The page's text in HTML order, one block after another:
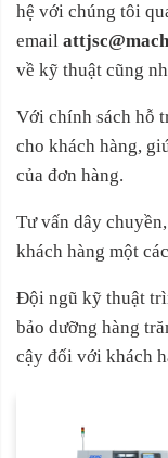
hệ với chúng tôi
email
về kỹ thuật cũng
Với chính sách hỗ
cho khách hàng,
của đơn hàng.
Tư vấn dây
khách hàng một
Đội ngũ kỹ thuật
bảo dưỡng hàng
cậy đối với khách